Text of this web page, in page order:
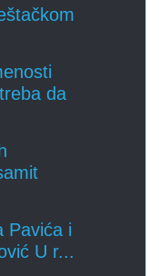
da
Pavića i
U r...